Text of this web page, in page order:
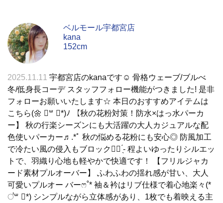
ベルモール宇都宮店
kana
152cm
2025.11.11 宇都宮店のkanaです☺︎ 骨格ウェーブ/ブルべ
冬/低身長コーデ スタッフフォロー機能がつきました! 是非
フォローお願いいたします☆ 本日のおすすめアイテムは
こちら(🌼 ॑꒳ ॑*)ﾉ 【秋の花粉対策！防水×はっ水パーカ
ー】 秋の行楽シーズンにも大活躍の大人カジュアルな配
色使いパーカー♬.*ﾟ 秋の悩める花粉にも安心◎ 防風加工
で冷たい風の侵入もブロック👍🏻 ̖́- 程よいゆったりシルエッ
トで、羽織り心地も軽やかで快適です！ 【フリルジャカ
ード素材プルオーバー】 ふわふわの揺れ感が甘い、大人
可愛いプルオー バーෆ˚* 袖＆衿はリブ仕様で着心地楽々(*
॑꒳ ॑*) シンプルながら立体感があり、1枚でも着映える主